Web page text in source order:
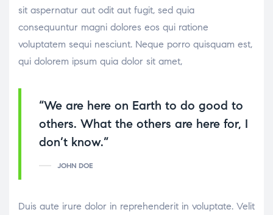
sit aspernatur aut odit aut fugit, sed quia
consequuntur magni dolores eos qui ratione
voluptatem sequi nesciunt. Neque porro quisquam est,
qui dolorem ipsum quia dolor sit amet,
“We are here on Earth to do good to
others. What the others are here for, I
don’t know.”
JOHN DOE
Duis aute irure dolor in reprehenderit in voluptate. Velit